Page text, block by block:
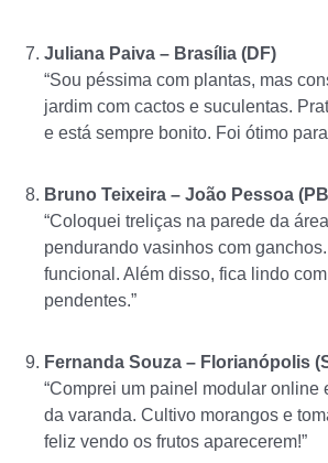
Juliana Paiva – Brasília (DF)
“Sou péssima com plantas, mas
jardim com cactos e suculentas.
e está sempre bonito. Foi ótimo
Bruno Teixeira – João Pessoa
“Coloquei treliças na parede da
pendurando vasinhos com
funcional. Além disso, fica lindo
pendentes.”
Fernanda Souza – Florianópolis
“Comprei um painel modular online
da varanda. Cultivo morangos e
feliz vendo os frutos aparecerem!”